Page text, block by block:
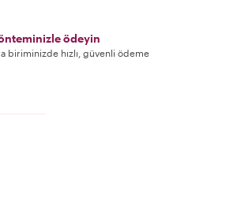
ödeyin
biriminizde hızlı, güvenli ödeme